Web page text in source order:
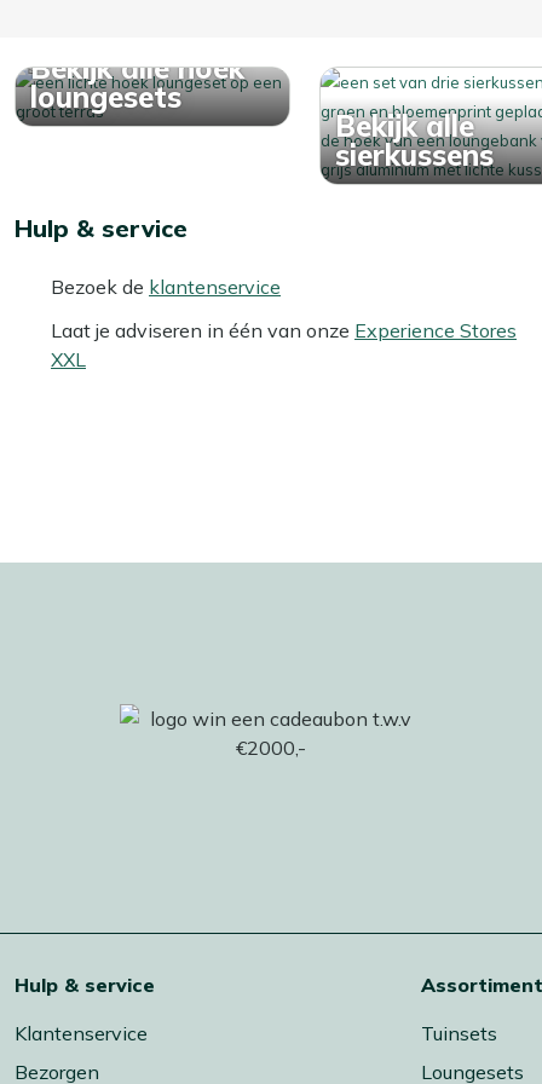
Bekijk alle hoek
loungesets
Bekijk alle
sierkussens
Hulp & service
Bezoek de klantenservice
Laat je adviseren in één van onze Experience Stores
XXL
Hulp & service
Klantenservice
Bezorgen
Assortiment
Tuinsets
Loungesets